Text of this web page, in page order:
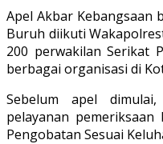
Apel Akbar Kebangsaan
Buruh diikuti
200 perwakilan Serikat
berbagai organisasi di
Sebelum apel
pelayanan
Pengobatan Sesuai